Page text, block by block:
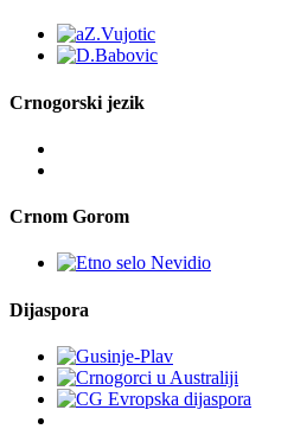
Crnogorski jezik
Crnom Gorom
Dijaspora